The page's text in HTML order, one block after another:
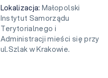
Lokalizacja: Małopolski
Instytut Samorządu
Terytorialnego i
Administracji mieści się przy
ul.Szlak w Krakowie.